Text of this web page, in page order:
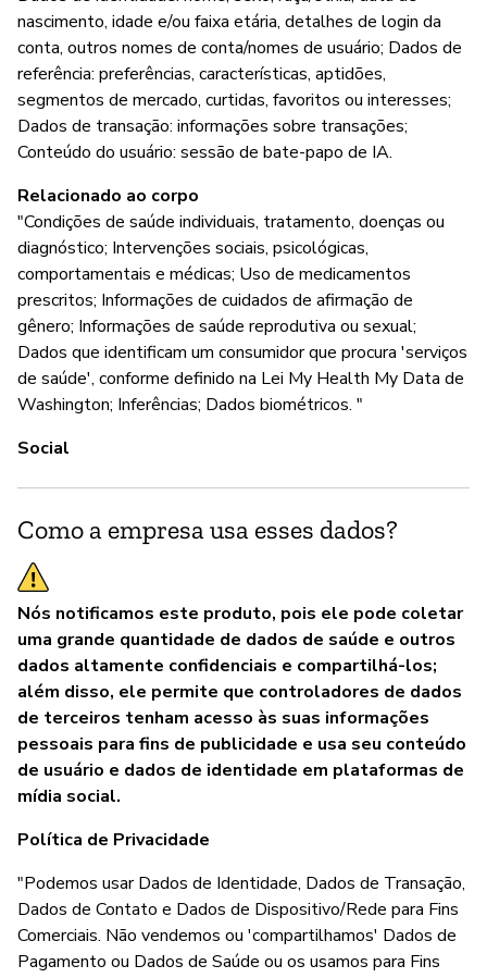
nascimento, idade e/ou faixa etária, detalhes de login da
conta, outros nomes de conta/nomes de usuário; Dados de
referência: preferências, características, aptidões,
segmentos de mercado, curtidas, favoritos ou interesses;
Dados de transação: informações sobre transações;
Conteúdo do usuário: sessão de bate-papo de IA.
Relacionado ao corpo
"Condições de saúde individuais, tratamento, doenças ou
diagnóstico; Intervenções sociais, psicológicas,
comportamentais e médicas; Uso de medicamentos
prescritos; Informações de cuidados de afirmação de
gênero; Informações de saúde reprodutiva ou sexual;
Dados que identificam um consumidor que procura 'serviços
de saúde', conforme definido na Lei My Health My Data de
Washington; Inferências; Dados biométricos. "
Social
Como a empresa usa esses dados?
Nós notificamos este produto, pois ele pode coletar
uma grande quantidade de dados de saúde e outros
dados altamente confidenciais e compartilhá-los;
além disso, ele permite que controladores de dados
de terceiros tenham acesso às suas informações
pessoais para fins de publicidade e usa seu conteúdo
de usuário e dados de identidade em plataformas de
mídia social.
Política de Privacidade
"Podemos usar Dados de Identidade, Dados de Transação,
Dados de Contato e Dados de Dispositivo/Rede para Fins
Comerciais. Não vendemos ou 'compartilhamos' Dados de
Pagamento ou Dados de Saúde ou os usamos para Fins